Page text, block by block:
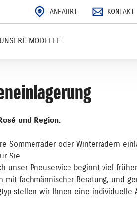
ANFAHRT KONTAKT
UNSERE MODELLE
und Region.
Sommerräder oder Winterrädern
Sie
unser Pneuservice beginnt viel
fachmännischer Beratung, und
stellen wir Ihnen eine individuelle